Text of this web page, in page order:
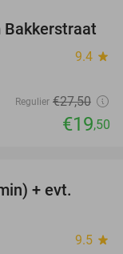
29%
Bakkerstraat
9.4 star
Regulier €27,50
€19,50
+ evt.
9.5 star